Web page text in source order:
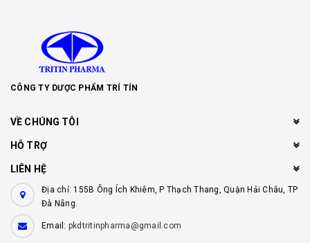
CÔNG TY DƯỢC PHẨM TRÍ TÍN
VỀ CHÚNG TÔI
HỖ TRỢ
LIÊN HỆ
Địa chỉ: 155B Ông Ích Khiêm, P Thạch Thang, Quận Hải Châu, TP
Đà Nẵng.
Email: pkdtritinpharma@gmail.com